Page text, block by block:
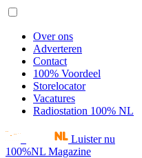
Over ons
Adverteren
Contact
100% Voordeel
Storelocator
Vacatures
Radiostation 100% NL
Luister nu
100%NL Magazine